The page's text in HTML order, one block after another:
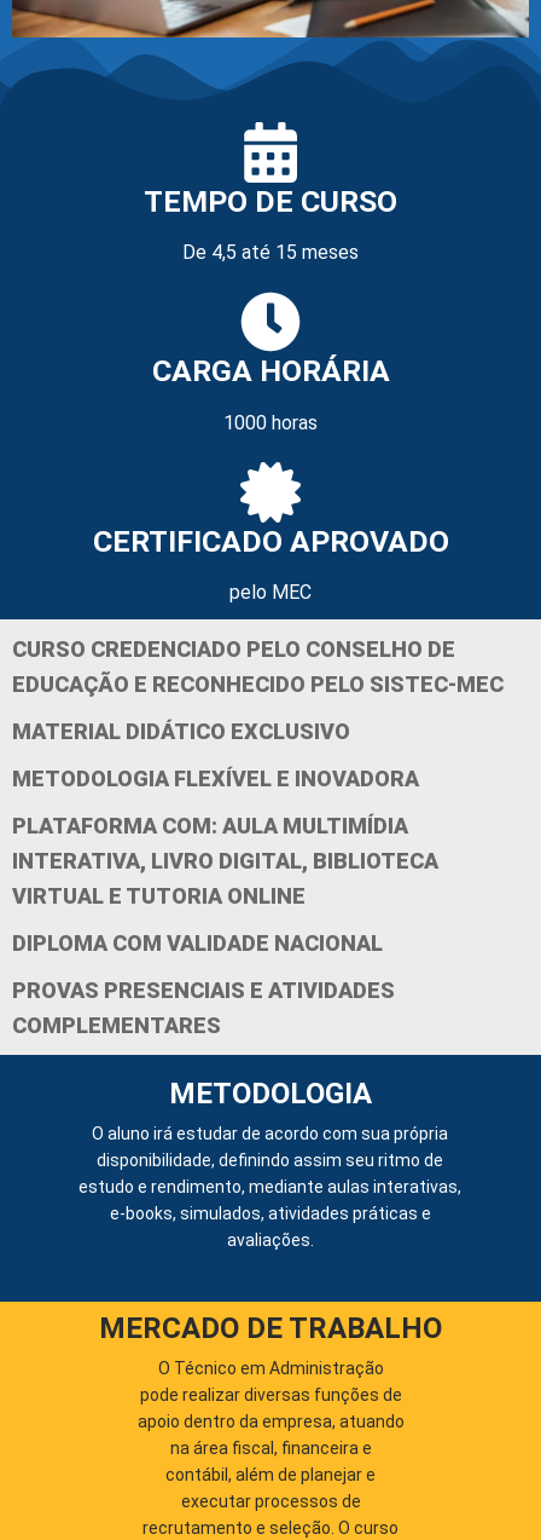
TEMPO DE CURSO
De 4,5 até 15 meses
CARGA HORÁRIA
1000 horas
CERTIFICADO APROVADO
pelo MEC
CURSO CREDENCIADO PELO CONSELHO DE
EDUCAÇÃO E RECONHECIDO PELO SISTEC-MEC
MATERIAL DIDÁTICO EXCLUSIVO
METODOLOGIA FLEXÍVEL E INOVADORA
PLATAFORMA COM: AULA MULTIMÍDIA
INTERATIVA, LIVRO DIGITAL, BIBLIOTECA
VIRTUAL E TUTORIA ONLINE
DIPLOMA COM VALIDADE NACIONAL
PROVAS PRESENCIAIS E ATIVIDADES
COMPLEMENTARES
METODOLOGIA
O aluno irá estudar de acordo com sua própria
disponibilidade, definindo assim seu ritmo de
estudo e rendimento, mediante aulas interativas,
e-books, simulados, atividades práticas e
avaliações.
MERCADO DE TRABALHO
O Técnico em Administração
pode realizar diversas funções de
apoio dentro da empresa, atuando
na área fiscal, financeira e
contábil, além de planejar e
executar processos de
recrutamento e seleção. O curso